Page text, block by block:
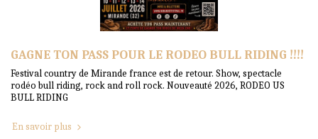
GAGNE TON PASS POUR LE RODEO BULL RIDING !!!!
Festival country de Mirande france est de retour. Show, spectacle
rodéo bull riding, rock and roll rock. Nouveauté 2026, RODEO US
BULL RIDING
En savoir plus